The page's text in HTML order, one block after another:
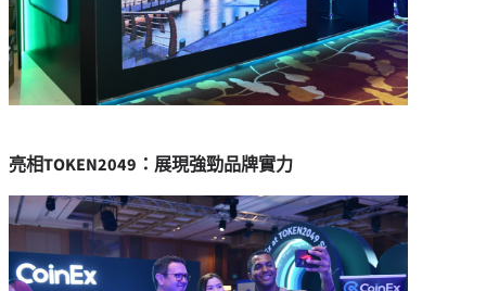
亮相TOKEN2049：展現強勁品牌實力